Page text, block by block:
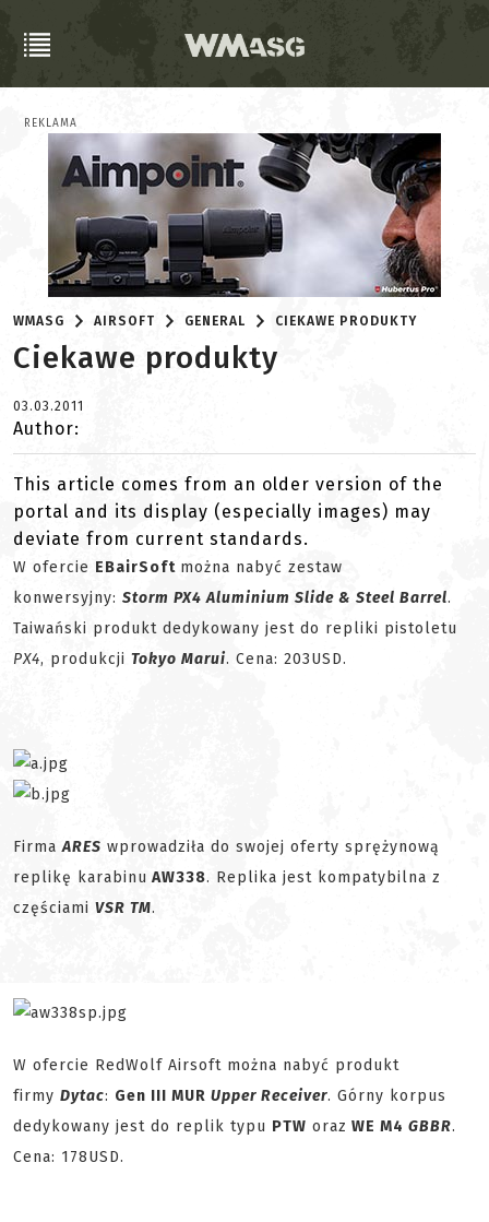
REKLAMA
WMASG AIRSOFT GENERAL CIEKAWE PRODUKTY
Ciekawe produkty
03.03.2011
Author:
This article comes from an older version of the
portal and its display (especially images) may
deviate from current standards.
W ofercie EBairSoft można nabyć zestaw
konwersyjny: Storm PX4 Aluminium Slide & Steel Barrel.
Taiwański produkt dedykowany jest do repliki pistoletu
PX4, produkcji Tokyo Marui. Cena: 203USD.
FirmaARES wprowadziła do swojej oferty sprężynową
replikę karabinu AW338. Replika jest kompatybilna z
częściami VSR TM.
W ofercie RedWolf Airsoft można nabyć produkt
firmy Dytac: Gen III MUR Upper Receiver. Górny korpus
dedykowany jest do replik typu PTW oraz WE M4 GBBR.
Cena: 178USD.